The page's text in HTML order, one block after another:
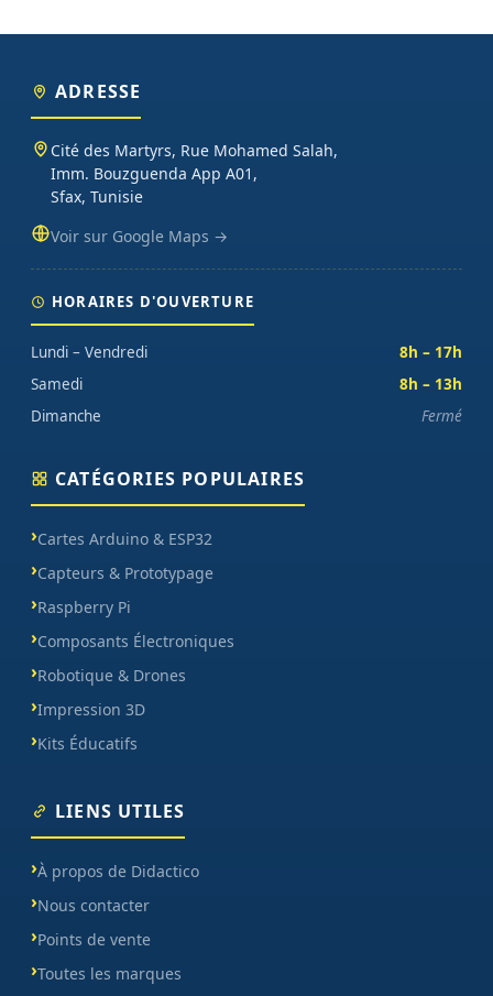
ADRESSE
Cité des Martyrs, Rue Mohamed Salah,
Imm. Bouzguenda App A01,
Sfax, Tunisie
Voir sur Google Maps →
HORAIRES D'OUVERTURE
Lundi – Vendredi
8h – 17h
Samedi
8h – 13h
Dimanche
Fermé
CATÉGORIES POPULAIRES
Cartes Arduino & ESP32
Capteurs & Prototypage
Raspberry Pi
Composants Électroniques
Robotique & Drones
Impression 3D
Kits Éducatifs
LIENS UTILES
À propos de Didactico
Nous contacter
Points de vente
Toutes les marques